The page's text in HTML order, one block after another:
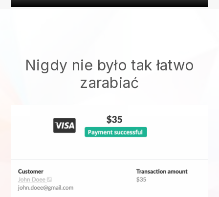
Nigdy nie było tak łatwo
zarabiać